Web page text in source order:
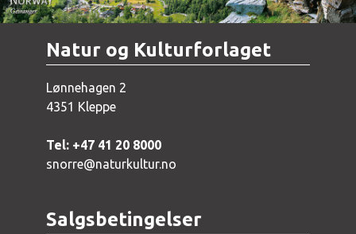
Natur og Kulturforlaget
Lønnehagen 2
4351 Kleppe
Tel: +47 41 20 8000
snorre@naturkultur.no
Salgsbetingelser